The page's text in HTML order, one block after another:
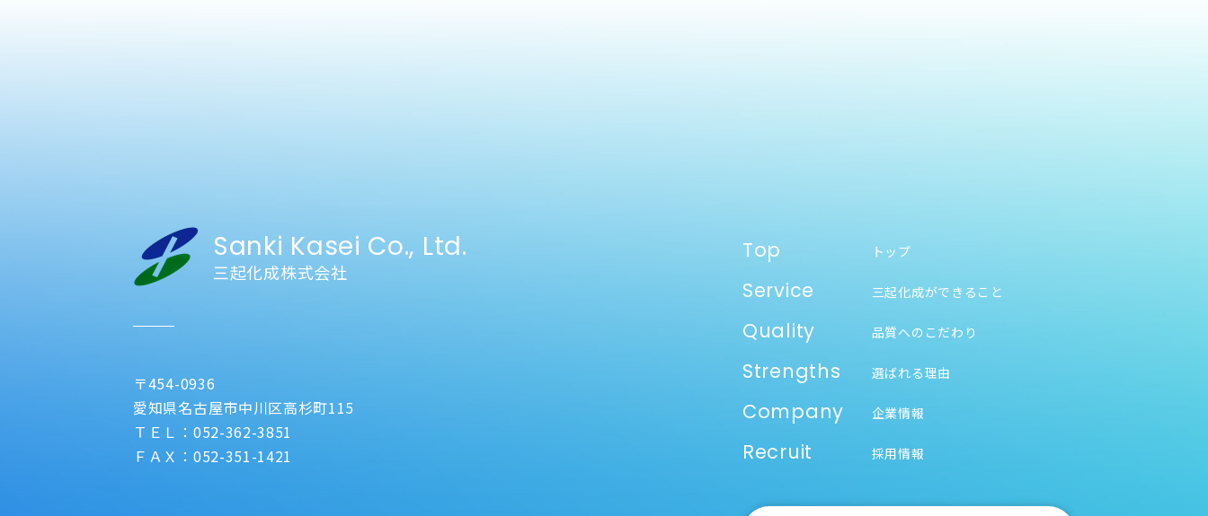
Sanki Kasei Co., Ltd.
三起化成株式会社
〒454-0936
愛知県名古屋市中川区高杉町115
ＴＥＬ：052-362-3851
ＦＡＸ：052-351-1421
Top トップ
Service 三起化成ができること
Quality 品質へのこだわり
Strengths 選ばれる理由
Company 企業情報
Recruit 採用情報